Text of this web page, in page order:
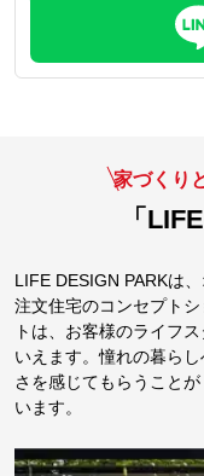
家づくり
「
LIFE DESIGN PARKは
注文住宅のコンセプト
トは、お客様のライフ
いえます。憧れの暮ら
さを感じてもらうこと
います。